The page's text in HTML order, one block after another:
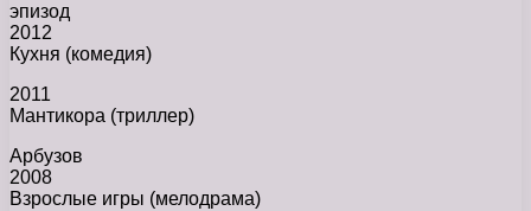
эпизод
2012
Кухня (комедия)
2011
Мантикора (триллер)
Арбузов
2008
Взрослые игры (мелодрама)